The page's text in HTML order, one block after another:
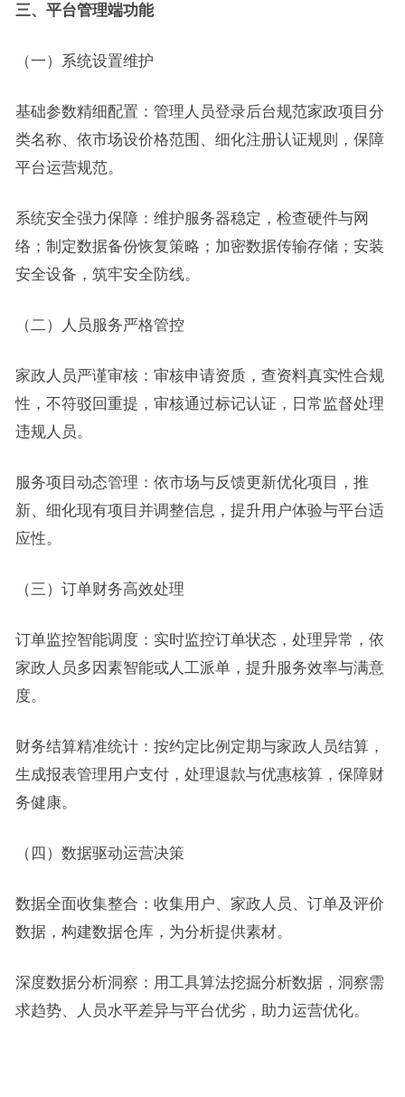
三、平台管理端功能
（一）系统设置维护
基础参数精细配置：管理人员登录后台规范家政项目分
类名称、依市场设价格范围、细化注册认证规则，保障
平台运营规范。
系统安全强力保障：维护服务器稳定，检查硬件与网
络；制定数据备份恢复策略；加密数据传输存储；安装
安全设备，筑牢安全防线。
（二）人员服务严格管控
家政人员严谨审核：审核申请资质，查资料真实性合规
性，不符驳回重提，审核通过标记认证，日常监督处理
违规人员。
服务项目动态管理：依市场与反馈更新优化项目，推
新、细化现有项目并调整信息，提升用户体验与平台适
应性。
（三）订单财务高效处理
订单监控智能调度：实时监控订单状态，处理异常，依
家政人员多因素智能或人工派单，提升服务效率与满意
度。
财务结算精准统计：按约定比例定期与家政人员结算，
生成报表管理用户支付，处理退款与优惠核算，保障财
务健康。
（四）数据驱动运营决策
数据全面收集整合：收集用户、家政人员、订单及评价
数据，构建数据仓库，为分析提供素材。
深度数据分析洞察：用工具算法挖掘分析数据，洞察需
求趋势、人员水平差异与平台优劣，助力运营优化。